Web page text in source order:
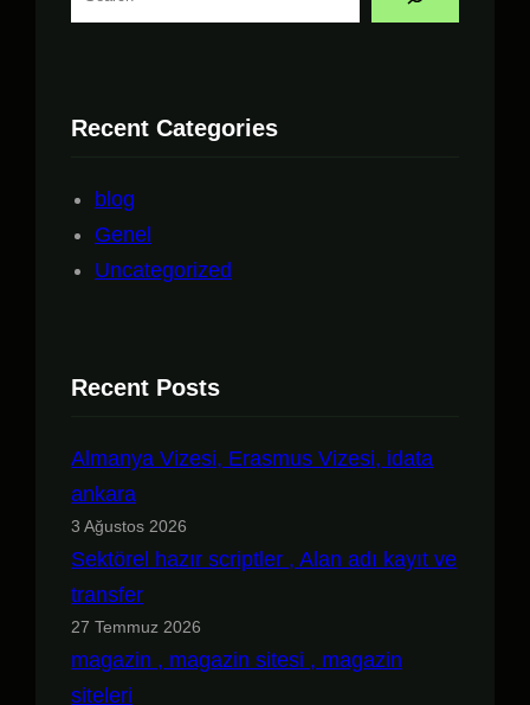
Recent Categories
blog
Genel
Uncategorized
Recent Posts
Almanya Vizesi, Erasmus Vizesi, idata
ankara
3 Ağustos 2026
Sektörel hazır scriptler , Alan adı kayıt ve
transfer
27 Temmuz 2026
magazin , magazin sitesi , magazin
siteleri